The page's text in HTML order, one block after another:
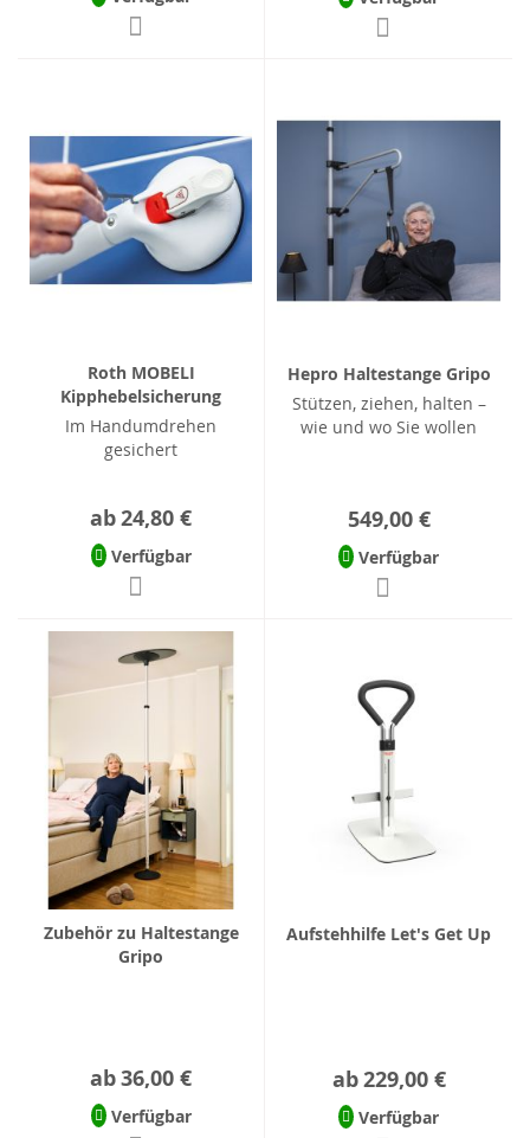
Roth MOBELI
Kipphebelsicherung
Im Handumdrehen
gesichert
ab24,80 €
Verfügbar
Hepro Haltestange Gripo
Stützen, ziehen, halten –
wie und wo Sie wollen
549,00 €
Verfügbar
Zubehör zu Haltestange
Gripo
ab36,00 €
Verfügbar
Aufstehhilfe Let's Get Up
ab229,00 €
Verfügbar